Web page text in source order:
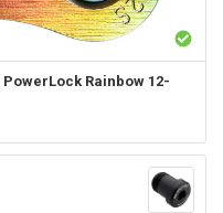
Rainbow 12-